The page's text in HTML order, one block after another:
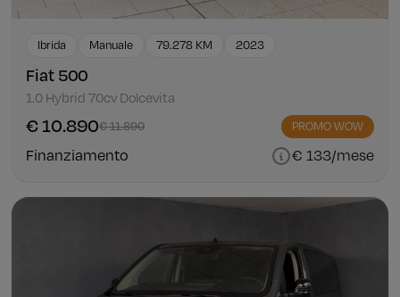
Ibrida Manuale 79.278 KM 2023
Fiat 500
1.0 Hybrid 70cv Dolcevita
€ 10.890€ 11.890 PROMO WOW
Finanziamento € 133/mese